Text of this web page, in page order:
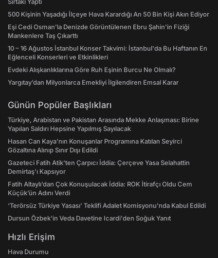
500 Kişinin Yaşadığı İlçeye Hava Karardığı An 50 Bin Kişi Akın Ediyor
Eşi Cedi Osman'la Denizde Görüntülenen Ebru Şahin'in Fiziği
Mankenlere Taş Çıkarttı
10 – 16 Ağustos İstanbul Konser Takvimi: İstanbul'da Bu Haftanın En
Eğlenceli Konserleri ve Etkinlikleri
Evdeki Alışkanlıklarına Göre Ruh Eşinin Burcu Ne Olmalı?
Yargıtay’dan Milyonlarca Emekliyi İlgilendiren Emsal Karar
Günün Popüler Başlıkları
Türkiye, Arabistan ve Pakistan Arasında Mekke Anlaşması: Birine
Yapılan Saldırı Hepsine Yapılmış Sayılacak
Hasan Can Kaya’nın Konuşanlar Programına Katılan Seyirci
Gözaltına Alınıp Sınır Dışı Edildi
Gazeteci Fatih Atik'ten Çarpıcı İddia: Çerçeve Yasa Selahattin
Demirtaş'ı Kapsıyor
Fatih Altaylı’dan Çok Konuşulacak İddia: ROK İtirafçı Oldu Cem
Küçük’ün Adını Verdi
‘Terörsüz Türkiye Yasası’ Teklifi Adalet Komisyonu'nda Kabul Edildi
Dursun Özbek'in Veda Davetine Icardi'den Soğuk Yanıt
Hızlı Erişim
Hava Durumu